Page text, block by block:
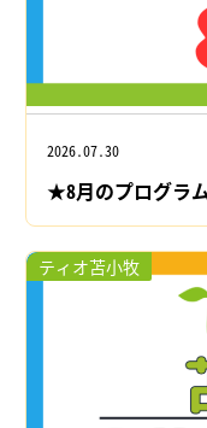
2026.07.30
★8月のプログラ
ティオ苫小牧